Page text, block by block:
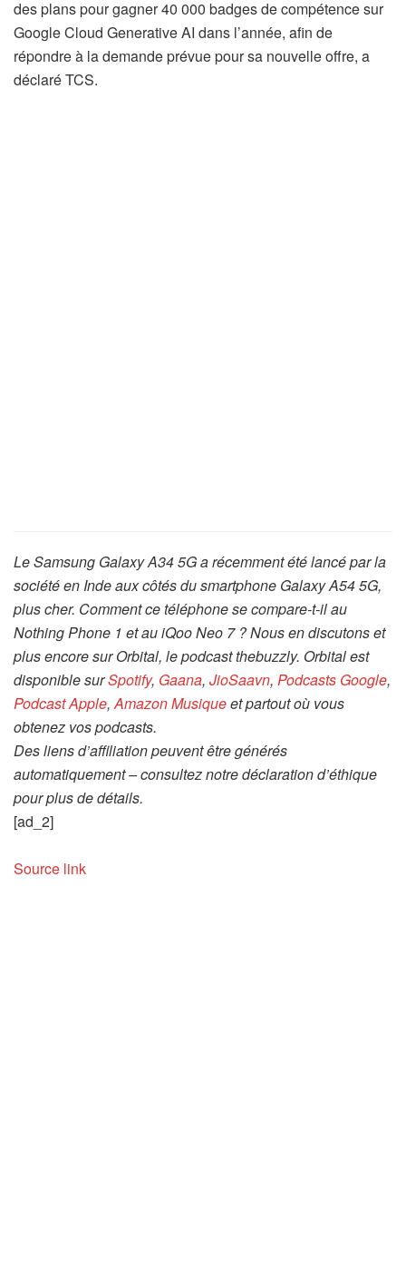
des plans pour gagner 40 000 badges de compétence sur
Google Cloud Generative AI dans l’année, afin de
répondre à la demande prévue pour sa nouvelle offre, a
déclaré TCS.
Le Samsung Galaxy A34 5G a récemment été lancé par la
société en Inde aux côtés du smartphone Galaxy A54 5G,
plus cher. Comment ce téléphone se compare-t-il au
Nothing Phone 1 et au iQoo Neo 7 ? Nous en discutons et
plus encore sur Orbital, le podcast thebuzzly. Orbital est
disponible surSpotify, Gaana, JioSaavn, Podcasts Google,
Podcast Apple,Amazon Musiqueet partout où vous
obtenez vos podcasts.
Des liens d’affiliation peuvent être générés
automatiquement – consultez notre déclaration d’éthique
pour plus de détails.
[ad_2]
Source link